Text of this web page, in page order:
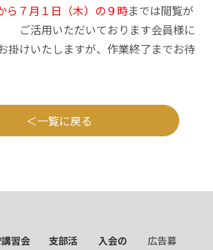
ら７月１日（木）の９時までは閲覧が
ご活用いただいております会員様に
掛けいたしますが、作業終了までお待
一覧に戻る
習会
支部活
入会の
広告募